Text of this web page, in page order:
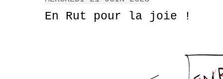
En Rut pour la joie !